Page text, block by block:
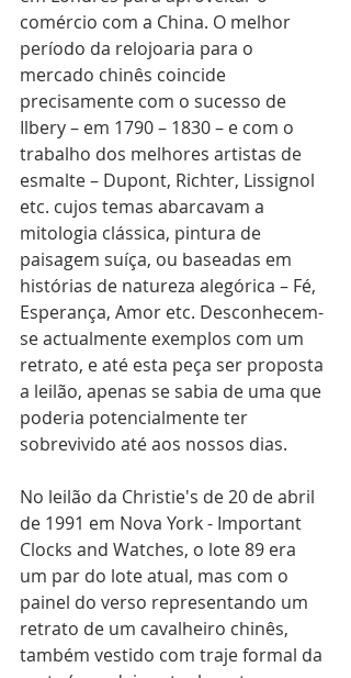
comércio com a China. O melhor
período da relojoaria para o
mercado chinês coincide
precisamente com o sucesso de
Ilbery – em 1790 – 1830 – e com o
trabalho dos melhores artistas de
esmalte – Dupont, Richter, Lissignol
etc. cujos temas abarcavam a
mitologia clássica, pintura de
paisagem suíça, ou baseadas em
histórias de natureza alegórica – Fé,
Esperança, Amor etc. Desconhecem-
se actualmente exemplos com um
retrato, e até esta peça ser proposta
a leilão, apenas se sabia de uma que
poderia potencialmente ter
sobrevivido até aos nossos dias.
No leilão da Christie's de 20 de abril
de 1991 em Nova York - Important
Clocks and Watches, o lote 89 era
um par do lote atual, mas com o
painel do verso representando um
retrato de um cavalheiro chinês,
também vestido com traje formal da